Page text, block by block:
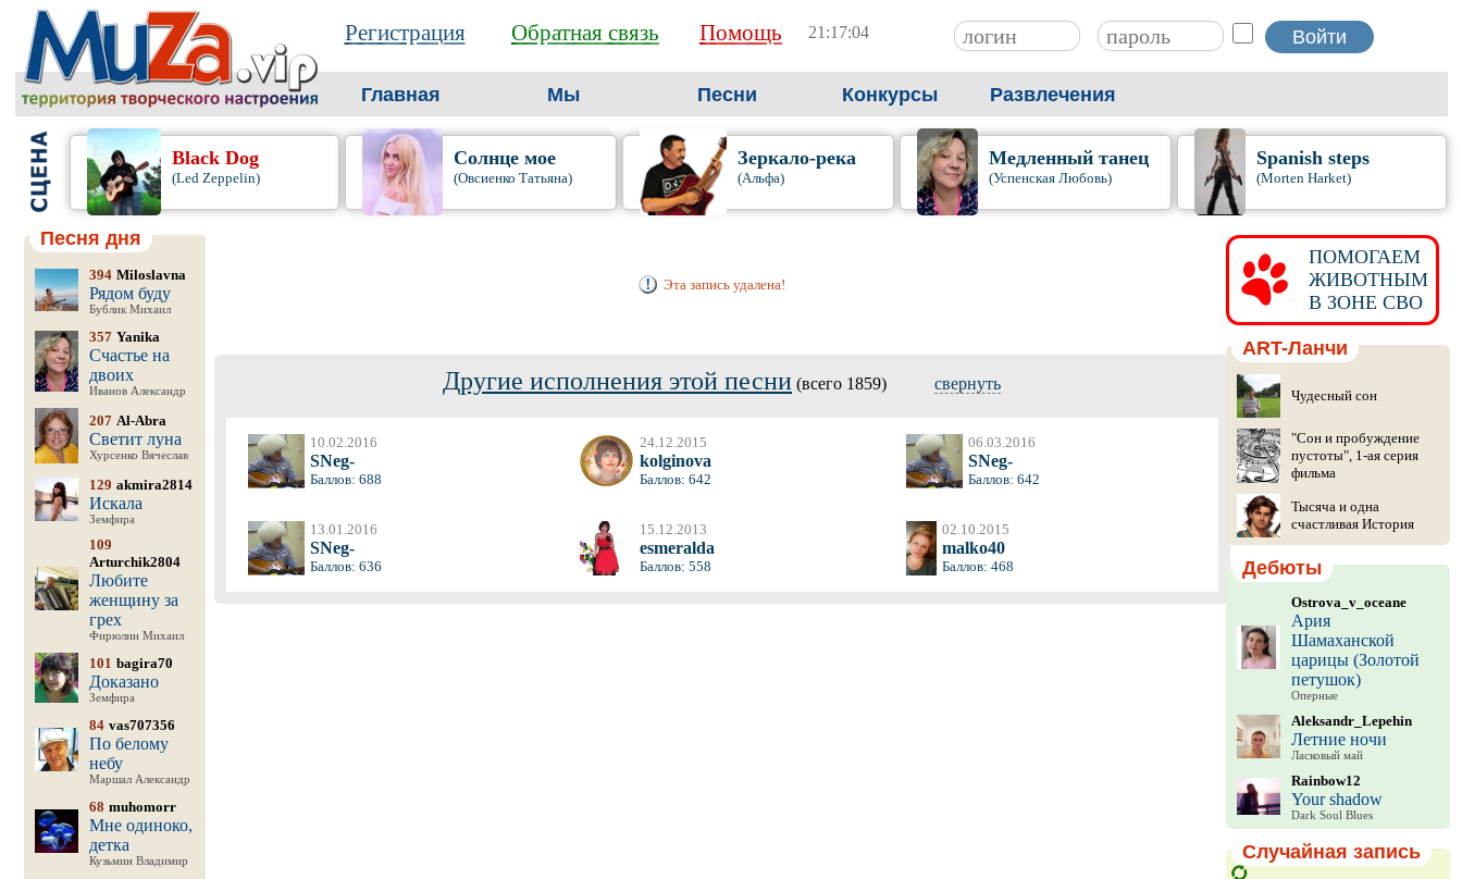
Регистрация Обратная связь Помощь 21:17:05
Главная Мы Песни Конкурсы Развлечения
Black Dog
(Led Zeppelin)
Солнце мое
(Овсиенко Татьяна)
Зеркало-река
(Альфа)
Медленный танец
(Успенская Любовь)
Spanish steps
(Morten Harket)
Песня дня
394 Miloslavna
Рядом буду
Бублик Михаил
357 Yanika
Счастье на
двоих
Иванов Александр
207 Al-Abra
Светит луна
Хурсенко Вячеслав
129 akmira2814
Искала
Земфира
109
Arturchik2804
Любите
женщину за
грех
Фирюлин Михаил
101 bagira70
Доказано
Земфира
84 vas707356
По белому
небу
Маршал Александр
68 muhomorr
Мне одиноко,
детка
Кузьмин Владимир
Эта запись удалена!
Другие исполнения этой песни (всего 1859) свернуть
10.02.2016
SNeg-
Баллов: 688
24.12.2015
kolginova
Баллов: 642
06.03.2016
SNeg-
Баллов: 642
13.01.2016
SNeg-
Баллов: 636
15.12.2013
esmeralda
Баллов: 558
02.10.2015
malko40
Баллов: 468
ПОМОГАЕМ
ЖИВОТНЫМ
В ЗОНЕ СВО
ART-Ланчи
Чудесный сон
"Сон и пробуждение
пустоты", 1-ая серия
фильма
Тысяча и одна
счастливая История
Дебюты
Ostrova_v_oceane
Ария
Шамаханской
царицы (Золотой
петушок)
Оперные
Aleksandr_Lepehin
Летние ночи
Ласковый май
Rainbow12
Your shadow
Dark Soul Blues
Случайная запись